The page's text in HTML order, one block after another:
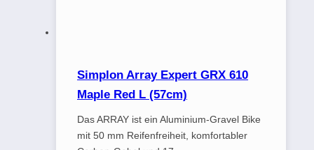
Simplon Array Expert GRX 610
Maple Red L (57cm)
Das ARRAY ist ein Aluminium-Gravel Bike
mit 50 mm Reifenfreiheit, komfortabler